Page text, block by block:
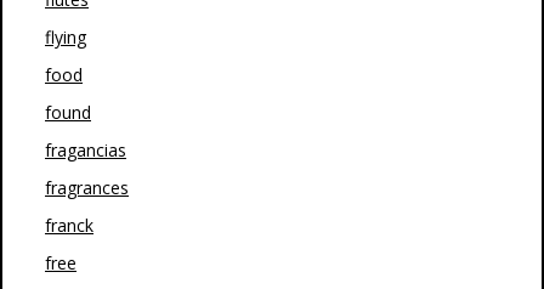
flying
food
found
fragancias
fragrances
franck
free